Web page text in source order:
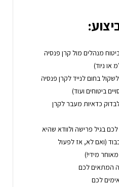
מנהלים מול קרן פנסיה
או ניוד)
בחום לנייד לקרן פנסיה
ביטוחים ועוד)
כדאיות מעבר לקרן
בגיל פרישה ולוודא שהיא
(ואם לא, אז לפעול
מידי!)
המתאים לכם
לכם